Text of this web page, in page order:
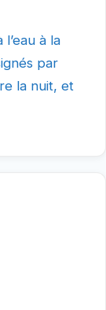
à la
par
la nuit, et